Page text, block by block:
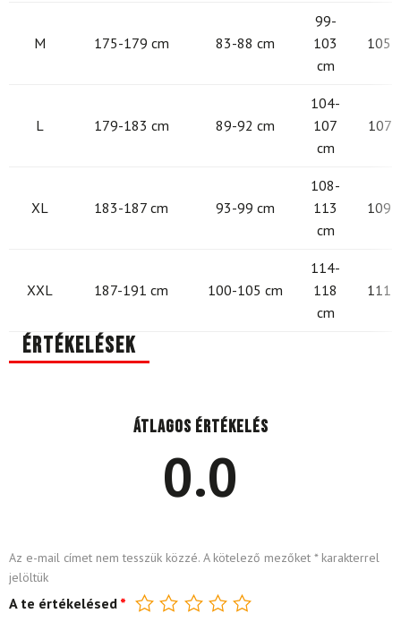
M 175-179 cm 83-88 cm
99-
103
cm
105
L 179-183 cm 89-92 cm
104-
107
cm
107
XL 183-187 cm 93-99 cm
108-
113
cm
109
XXL 187-191 cm 100-105 cm
114-
118
cm
111
Értékelések
Átlagos értékelés
0.0
Az e-mail címet nem tesszük közzé. A kötelező mezőket *karakterrel
jelöltük
A te értékelésed *